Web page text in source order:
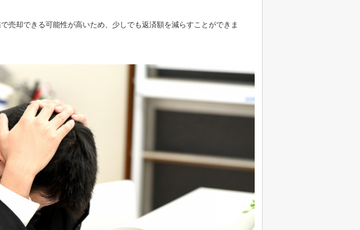
売却できる可能性が高いため、少しでも返済額を減らすことができま